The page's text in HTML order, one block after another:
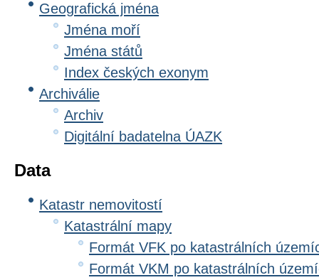
Geografická jména
Jména moří
Jména států
Index českých exonym
Archiválie
Archiv
Digitální badatelna ÚAZK
Data
Katastr nemovitostí
Katastrální mapy
Formát VFK po katastrálních
Formát VKM po katastrálních